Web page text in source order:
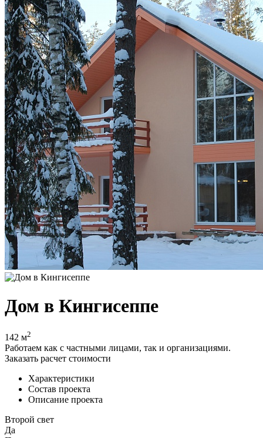
Дом в Кингисеппе
142 м2
Работаем как с частными лицами, так и организациями.
Заказать расчет стоимости
Характеристики
Состав проекта
Описание проекта
Второй свет
Да